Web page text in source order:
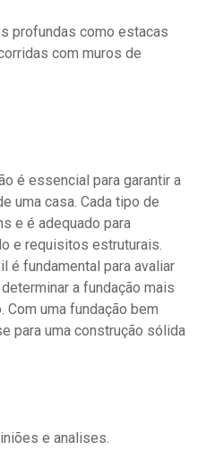
profundas como estacas
com muros de
é essencial para garantir a
uma casa. Cada tipo de
e é adequado para
e requisitos estruturais.
é fundamental para avaliar
a fundação mais
Com uma fundação bem
para uma construção sólida
e analises.